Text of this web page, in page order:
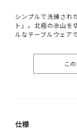
シンプルで洗練され
ト」。北極の氷山を
ルなテーブルウェアで
こ
仕様